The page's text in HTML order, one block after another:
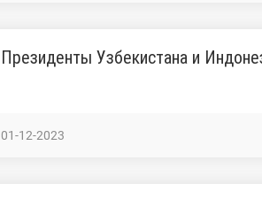
Президенты Узбекистана и
01-12-2023